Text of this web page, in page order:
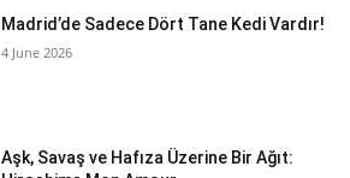
Madrid’de Sadece Dört Tane Kedi Vardır!
4 June 2026
Aşk, Savaş ve Hafıza Üzerine Bir Ağıt: